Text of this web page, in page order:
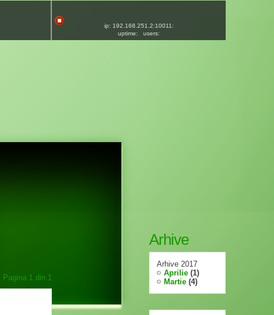
ip: 192.168.251.2:10011:
uptime:
users:
Pagina 1 din 1
Arhive
Arhive 2017
Aprilie (1)
Martie (4)